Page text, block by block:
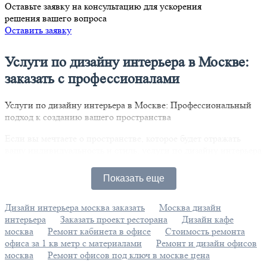
Оставьте заявку на консультацию для ускорения
решения вашего вопроса
Оставить заявку
Услуги по дизайну интерьера в Москве:
заказать с профессионалами
Услуги по дизайну интерьера в Москве: Профессиональный
подход к созданию вашего пространства
опытных специалистов предлагает широкий спектр услуг: от
разработки концепции до полной реализации проекта,
каждом этапе.
Дизайн интерьера — это не просто визуальная составляющая,
это создание атмосферы, в которой вам будет комфортно жить
или работать. Мы поможем вам подобрать текстуры, цветовые
Показать еще
Дизайн интерьера москва заказать
Москва дизайн
интерьера
Заказать проект ресторана
Дизайн кафе
москва
Ремонт кабинета в офисе
Стоимость ремонта
офиса за 1 кв метр с материалами
Ремонт и дизайн офисов
москва
Ремонт офисов под ключ в москве цена